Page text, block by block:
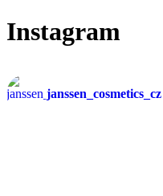
Instagram
janssen_cosmetics_cz